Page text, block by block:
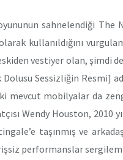
sahnelendiği
kullanıldığını
vestiyer olan, şimdi
Sessizliğin Resmi]
mevcut mobilyalar da
Wendy Houston, 2010
taşınmış ve
performanslar